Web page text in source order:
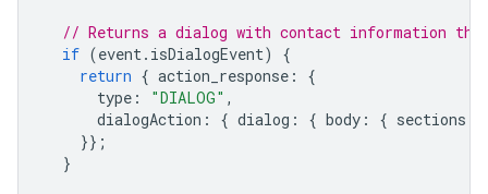
// Returns a dialog with contact information
if (event. isDialogEvent)
{
return { action_response :
{
type : "DIALOG" ,
dialogAction : { dialog : { body : { sections
}};
}